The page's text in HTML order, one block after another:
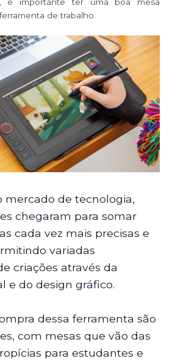
de trabalho.
mercado de tecnologia,
chegaram para somar
cada vez mais precisas e
variadas
criações através da
e do design gráfico.
dessa ferramenta são
com mesas que vão das
para estudantes e